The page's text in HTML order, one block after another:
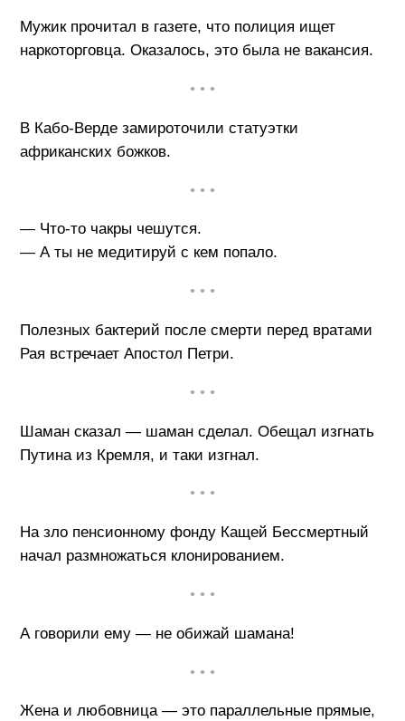
Мужик прочитал в газете, что полиция ищет
наркоторговца. Оказалось, это была не вакансия.
• • •
В Кабо-Верде замироточили статуэтки
африканских божков.
• • •
— Что-то чакры чешутся.
— А ты не медитируй с кем попало.
• • •
Полезных бактерий после смерти перед вратами
Рая встречает Апостол Петри.
• • •
Шаман сказал — шаман сделал. Обещал изгнать
Путина из Кремля, и таки изгнал.
• • •
На зло пенсионному фонду Кащей Бессмертный
начал размножаться клонированием.
• • •
А говорили ему — не обижай шамана!
• • •
Жена и любовница — это параллельные прямые,